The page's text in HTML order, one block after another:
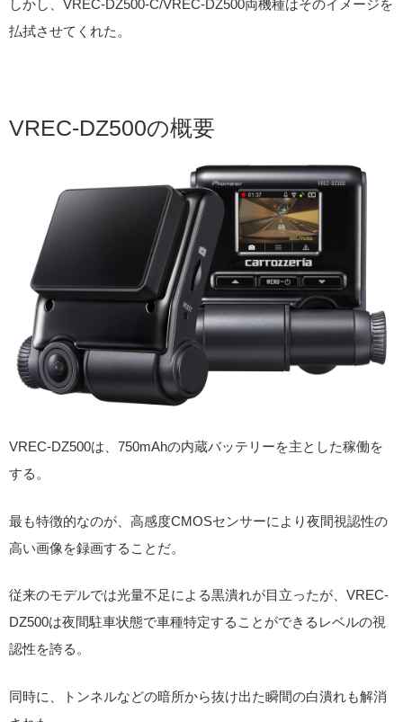
しかし、VREC-DZ500-C/VREC-DZ500両機種はそのイメージを
払拭させてくれた。
VREC-DZ500の概要
VREC-DZ500は、750mAhの内蔵バッテリーを主とした稼働を
する。
最も特徴的なのが、高感度CMOSセンサーにより夜間視認性の
高い画像を録画することだ。
従来のモデルでは光量不足による黒潰れが目立ったが、VREC-
DZ500は夜間駐車状態で車種特定することができるレベルの視
認性を誇る。
同時に、トンネルなどの暗所から抜け出た瞬間の白潰れも解消